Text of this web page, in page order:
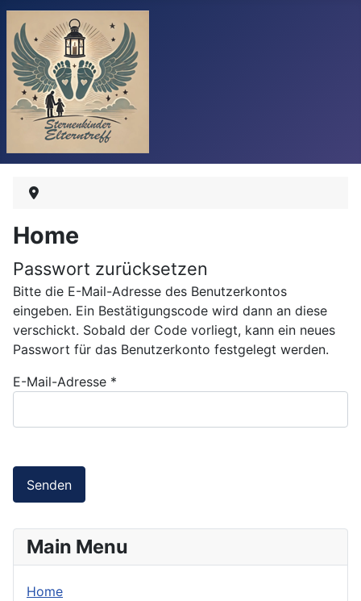
Home
Passwort zurücksetzen
Bitte die E-Mail-Adresse des Benutzerkontos
eingeben. Ein Bestätigungscode wird dann an diese
verschickt. Sobald der Code vorliegt, kann ein neues
Passwort für das Benutzerkonto festgelegt werden.
E-Mail-Adresse *
Senden
Main Menu
Home